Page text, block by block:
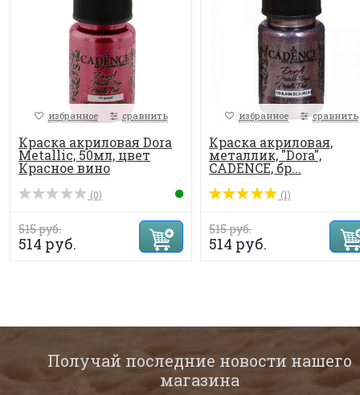
избранное сравнить
Краска акриловая Dora
Metallic, 50мл, цвет
Красное вино
(0)
515 руб.
514 руб.
избранное сравнить
Краска акриловая,
металлик, "Dora",
CADENCE, бр...
(1)
515 руб.
514 руб.
Получай последние новости нашего
магазина